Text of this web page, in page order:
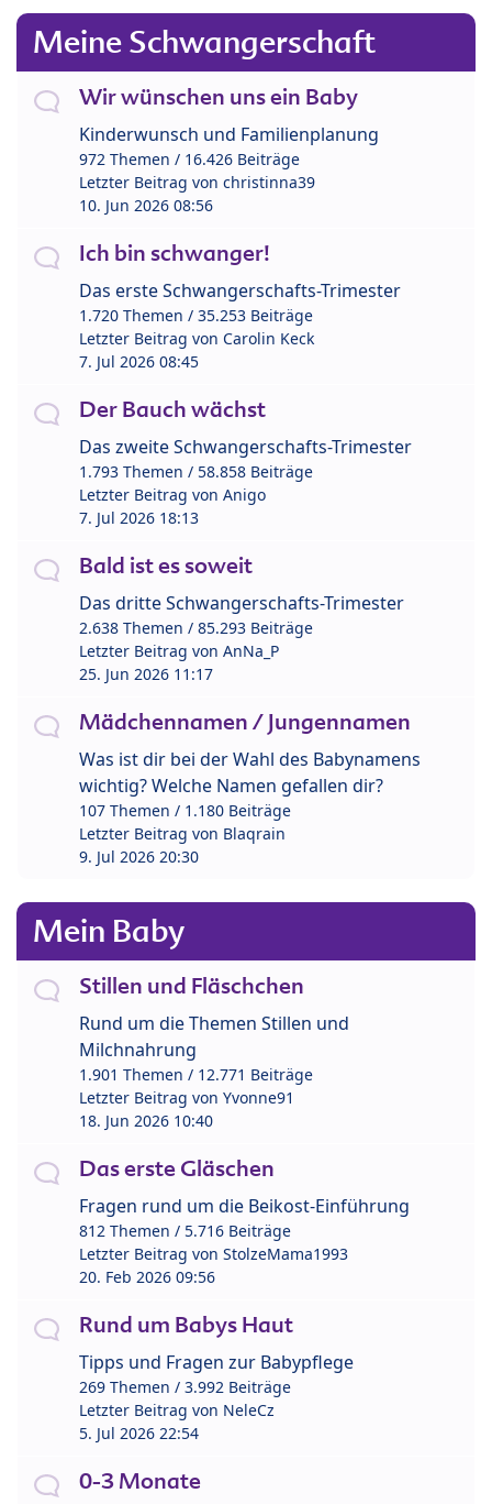
Meine Schwangerschaft
Wir wünschen uns ein Baby
Kinderwunsch und Familienplanung
972 Themen / 16.426 Beiträge
Letzter Beitrag von christinna39
10. Jun 2026 08:56
Ich bin schwanger!
Das erste Schwangerschafts-Trimester
1.720 Themen / 35.253 Beiträge
Letzter Beitrag von Carolin Keck
7. Jul 2026 08:45
Der Bauch wächst
Das zweite Schwangerschafts-Trimester
1.793 Themen / 58.858 Beiträge
Letzter Beitrag von Anigo
7. Jul 2026 18:13
Bald ist es soweit
Das dritte Schwangerschafts-Trimester
2.638 Themen / 85.293 Beiträge
Letzter Beitrag von AnNa_P
25. Jun 2026 11:17
Mädchennamen / Jungennamen
Was ist dir bei der Wahl des Babynamens
wichtig? Welche Namen gefallen dir?
107 Themen / 1.180 Beiträge
Letzter Beitrag von Blaqrain
9. Jul 2026 20:30
Mein Baby
Stillen und Fläschchen
Rund um die Themen Stillen und
Milchnahrung
1.901 Themen / 12.771 Beiträge
Letzter Beitrag von Yvonne91
18. Jun 2026 10:40
Das erste Gläschen
Fragen rund um die Beikost-Einführung
812 Themen / 5.716 Beiträge
Letzter Beitrag von StolzeMama1993
20. Feb 2026 09:56
Rund um Babys Haut
Tipps und Fragen zur Babypflege
269 Themen / 3.992 Beiträge
Letzter Beitrag von NeleCz
5. Jul 2026 22:54
0-3 Monate